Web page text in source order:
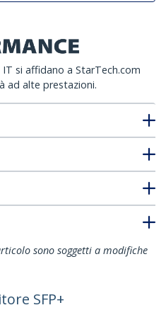
si affidano a StarTech.com
ad alte prestazioni.
sono soggetti a modifiche
SFP+